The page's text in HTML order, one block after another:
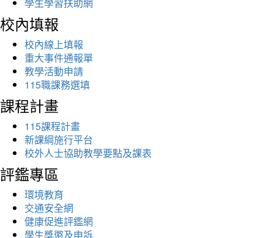
校內填報
校內線上填報
重大事件通報單
教學活動申請
115職課務選填
課程計畫
115課程計畫
新課綱施行平台
校外人士協助教學要點及課表
評鑑專區
環境教育
交通安全網
健康促進評鑑網
學生獎懲及申訴